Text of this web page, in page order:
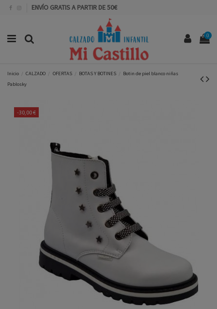
ENVÍO GRATIS A PARTIR DE 50€
0
Inicio CALZADO OFERTAS BOTAS Y BOTINES
Botin de piel blanco niñas
Pablosky
-30,00 €